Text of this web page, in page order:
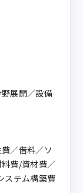
展開／設備
／借料／ソ
費/資材費／
ステム構築費